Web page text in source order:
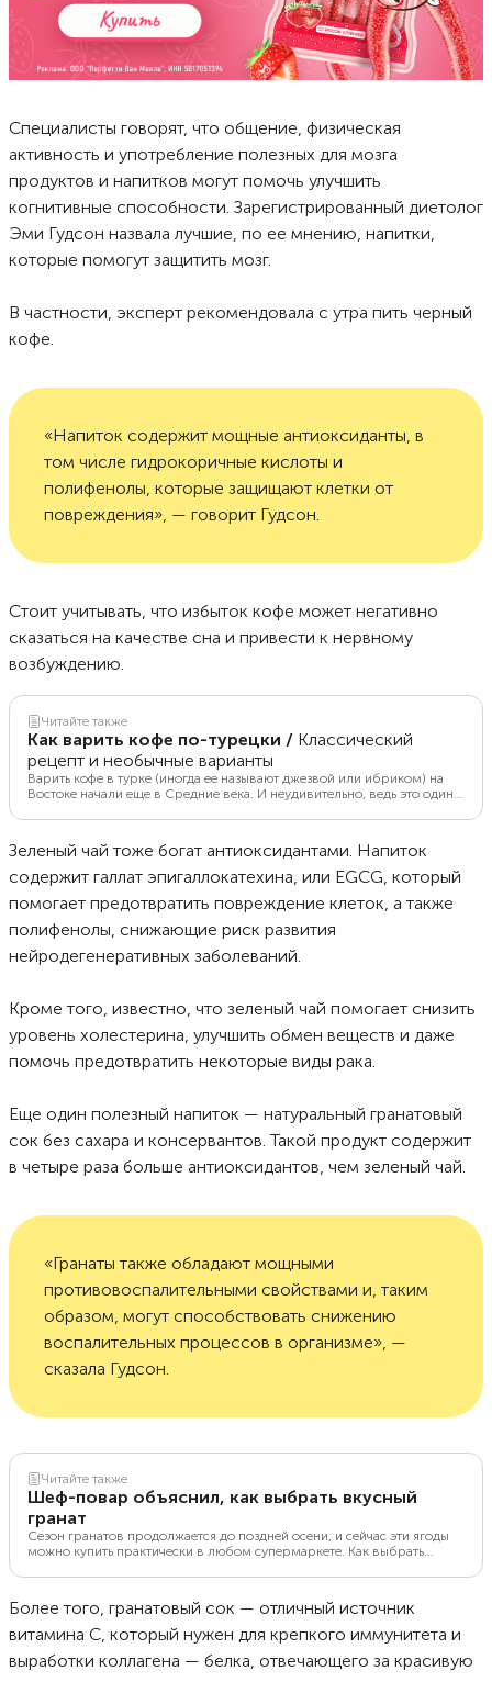
Специалисты говорят, что общение, физическая
активность и употребление полезных для мозга
продуктов и напитков могут помочь улучшить
когнитивные способности. Зарегистрированный диетолог
Эми Гудсон назвала лучшие, по ее мнению, напитки,
которые помогут защитить мозг.
В частности, эксперт рекомендовала с утра пить черный
кофе.
«Напиток содержит мощные антиоксиданты, в
том числе гидрокоричные кислоты и
полифенолы, которые защищают клетки от
повреждения», — говорит Гудсон.
Стоит учитывать, что избыток кофе может негативно
сказаться на качестве сна и привести к нервному
возбуждению.
Читайте также
Как варить кофе по-турецки / Классический
рецепт и необычные варианты
Варить кофе в турке (иногда ее называют джезвой или ибриком) на
Востоке начали еще в Средние века. И неудивительно, ведь это один
этого нужно, — медная турка и немного терпения. Мы рассказываем о
Зеленый чай тоже богат антиоксидантами. Напиток
содержит галлат эпигаллокатехина, или EGCG, который
помогает предотвратить повреждение клеток, а также
полифенолы, снижающие риск развития
нейродегенеративных заболеваний.
Кроме того, известно, что зеленый чай помогает снизить
уровень холестерина, улучшить обмен веществ и даже
помочь предотвратить некоторые виды рака.
Еще один полезный напиток — натуральный гранатовый
сок без сахара и консервантов. Такой продукт содержит
в четыре раза больше антиоксидантов, чем зеленый чай.
«Гранаты также обладают мощными
противовоспалительными свойствами и, таким
образом, могут способствовать снижению
воспалительных процессов в организме», —
сказала Гудсон.
Читайте также
Шеф-повар объяснил, как выбрать вкусный
гранат
Сезон гранатов продолжается до поздней осени, и сейчас эти ягоды
можно купить практически в любом супермаркете. Как выбрать
Более того, гранатовый сок — отличный источник
витамина С, который нужен для крепкого иммунитета и
выработки коллагена — белка, отвечающего за красивую